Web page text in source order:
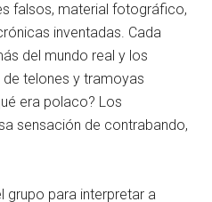
falsos, material fotográfico,
inventadas. Cada
del mundo real y los
telones y tramoyas
era polaco? Los
sensación de contrabando,
grupo para interpretar a